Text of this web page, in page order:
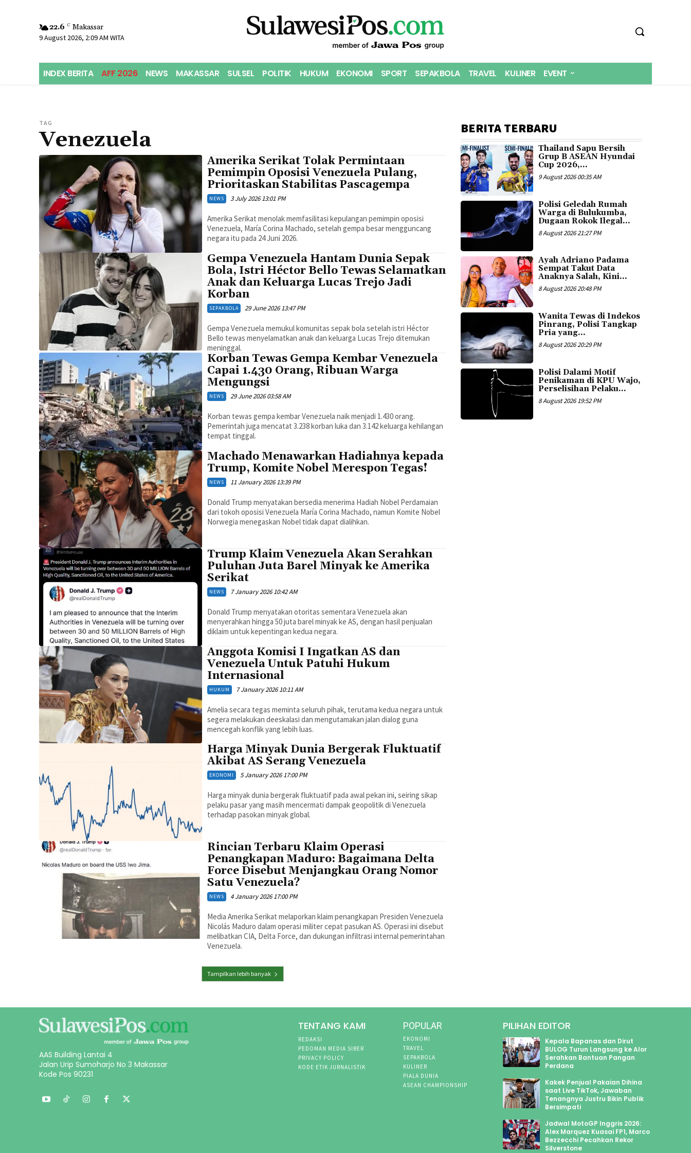
22.6 C Makassar
9 August 2026, 2:09 AM WITA
INDEX BERITA AFF 2026 NEWS MAKASSAR SULSEL POLITIK HUKUM EKONOMI SPORT SEPAKBOLA TRAVEL KULINER EVENT
TAG
Venezuela
Amerika Serikat Tolak Permintaan
Pemimpin Oposisi Venezuela Pulang,
Prioritaskan Stabilitas Pascagempa
NEWS 3 July 2026 13:01 PM
Amerika Serikat menolak memfasilitasi kepulangan pemimpin oposisi
Venezuela, María Corina Machado, setelah gempa besar mengguncang
negara itu pada 24 Juni 2026.
Gempa Venezuela Hantam Dunia Sepak
Bola, Istri Héctor Bello Tewas Selamatkan
Anak dan Keluarga Lucas Trejo Jadi
Korban
SEPAKBOLA 29 June 2026 13:47 PM
Gempa Venezuela memukul komunitas sepak bola setelah istri Héctor
Bello tewas menyelamatkan anak dan keluarga Lucas Trejo ditemukan
meninggal.
Korban Tewas Gempa Kembar Venezuela
Capai 1.430 Orang, Ribuan Warga
Mengungsi
NEWS 29 June 2026 03:58 AM
Korban tewas gempa kembar Venezuela naik menjadi 1.430 orang.
Pemerintah juga mencatat 3.238 korban luka dan 3.142 keluarga kehilangan
tempat tinggal.
Machado Menawarkan Hadiahnya kepada
Trump, Komite Nobel Merespon Tegas!
NEWS 11 January 2026 13:39 PM
Donald Trump menyatakan bersedia menerima Hadiah Nobel Perdamaian
dari tokoh oposisi Venezuela María Corina Machado, namun Komite Nobel
Norwegia menegaskan Nobel tidak dapat dialihkan.
Trump Klaim Venezuela Akan Serahkan
Puluhan Juta Barel Minyak ke Amerika
Serikat
NEWS 7 January 2026 10:42 AM
Donald Trump menyatakan otoritas sementara Venezuela akan
menyerahkan hingga 50 juta barel minyak ke AS, dengan hasil penjualan
diklaim untuk kepentingan kedua negara.
Anggota Komisi I Ingatkan AS dan
Venezuela Untuk Patuhi Hukum
Internasional
HUKUM 7 January 2026 10:11 AM
Amelia secara tegas meminta seluruh pihak, terutama kedua negara untuk
segera melakukan deeskalasi dan mengutamakan jalan dialog guna
mencegah konflik yang lebih luas.
Harga Minyak Dunia Bergerak Fluktuatif
Akibat AS Serang Venezuela
EKONOMI 5 January 2026 17:00 PM
Harga minyak dunia bergerak fluktuatif pada awal pekan ini, seiring sikap
pelaku pasar yang masih mencermati dampak geopolitik di Venezuela
terhadap pasokan minyak global.
Rincian Terbaru Klaim Operasi
Penangkapan Maduro: Bagaimana Delta
Force Disebut Menjangkau Orang Nomor
Satu Venezuela?
NEWS 4 January 2026 17:00 PM
Media Amerika Serikat melaporkan klaim penangkapan Presiden Venezuela
Nicolás Maduro dalam operasi militer cepat pasukan AS. Operasi ini disebut
melibatkan CIA, Delta Force, dan dukungan infiltrasi internal pemerintahan
Venezuela.
Tampilkan lebih banyak
BERITA TERBARU
Thailand Sapu Bersih
Grup B ASEAN Hyundai
Cup 2026,...
9 August 2026 00:35 AM
Polisi Geledah Rumah
Warga di Bulukumba,
Dugaan Rokok Ilegal...
8 August 2026 21:27 PM
Ayah Adriano Padama
Sempat Takut Data
Anaknya Salah, Kini...
8 August 2026 20:48 PM
Wanita Tewas di Indekos
Pinrang, Polisi Tangkap
Pria yang...
8 August 2026 20:29 PM
Polisi Dalami Motif
Penikaman di KPU Wajo,
Perselisihan Pelaku...
8 August 2026 19:52 PM
AAS Building Lantai 4
Jalan Urip Sumoharjo No 3 Makassar
Kode Pos 90231
TENTANG KAMI
REDAKSI
PEDOMAN MEDIA SIBER
PRIVACY POLICY
KODE ETIK JURNALISTIK
POPULAR
EKONOMI
TRAVEL
SEPAKBOLA
KULINER
PIALA DUNIA
ASEAN CHAMPIONSHIP
PILIHAN EDITOR
Kepala Bapanas dan Dirut
BULOG Turun Langsung ke Alor
Serahkan Bantuan Pangan
Perdana
Kakek Penjual Pakaian Dihina
saat Live TikTok, Jawaban
Tenangnya Justru Bikin Publik
Bersimpati
Jadwal MotoGP Inggris 2026:
Alex Marquez Kuasai FP1, Marco
Bezzecchi Pecahkan Rekor
Silverstone